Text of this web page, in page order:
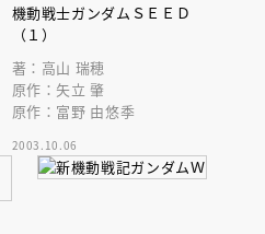
機動戦士ガンダムＳＥＥＤ
（１）
著：高山 瑞穂
原作：矢立 肇
原作：富野 由悠季
2003.10.06